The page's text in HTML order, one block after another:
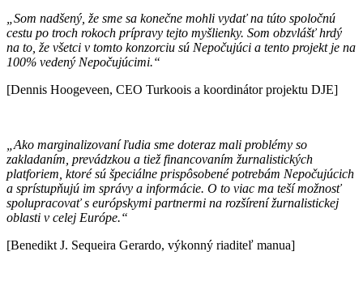
„Som nadšený, že sme sa konečne mohli vydať na túto spoločnú
cestu po troch rokoch prípravy tejto myšlienky. Som obzvlášť hrdý
na to, že všetci v tomto konzorciu sú Nepočujúci a tento projekt je na
100% vedený Nepočujúcimi.“
[Dennis Hoogeveen, CEO Turkoois a koordinátor projektu DJE]
„Ako marginalizovaní ľudia sme doteraz mali problémy so
zakladaním, prevádzkou a tiež financovaním žurnalistických
platforiem, ktoré sú špeciálne prispôsobené potrebám Nepočujúcich
a sprístupňujú im správy a informácie. O to viac ma teší možnosť
spolupracovať s európskymi partnermi na rozšírení žurnalistickej
oblasti v celej Európe.“
[Benedikt J. Sequeira Gerardo, výkonný riaditeľ manua]